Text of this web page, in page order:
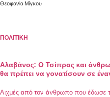
Θεοφανία Μίγκου
ΠΟΛΙΤΙΚΗ
Αλαβάνος: Ο Τσίπρας και
θα πρέπει να γονατίσουν σε
Αιχμές από τον άνθρωπο που έδωσε